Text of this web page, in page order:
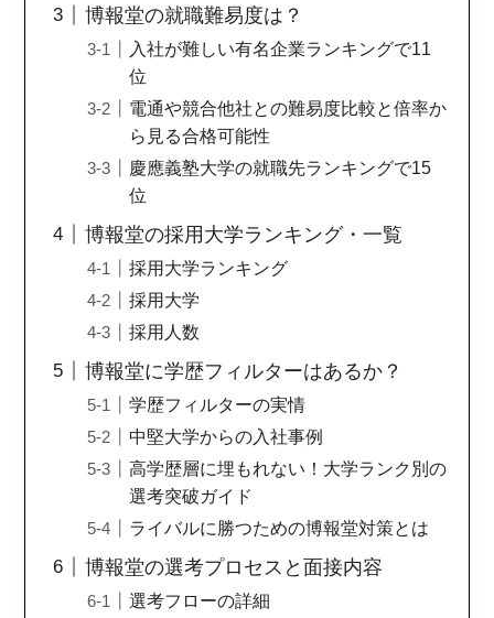
博報堂の就職難易度は？
入社が難しい有名企業ランキングで11
位
電通や競合他社との難易度比較と倍率か
ら見る合格可能性
慶應義塾大学の就職先ランキングで15
位
博報堂の採用大学ランキング・一覧
採用大学ランキング
採用大学
採用人数
博報堂に学歴フィルターはあるか？
学歴フィルターの実情
中堅大学からの入社事例
高学歴層に埋もれない！大学ランク別の
選考突破ガイド
ライバルに勝つための博報堂対策とは
博報堂の選考プロセスと面接内容
選考フローの詳細